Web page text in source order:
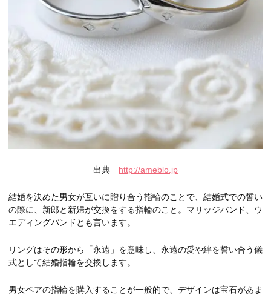
出典 http://ameblo.jp
結婚を決めた男女が互いに贈り合う指輪のことで、結婚式での誓い
の際に、新郎と新婦が交換をする指輪のこと。マリッジバンド、ウ
エディングバンドとも言います。
リングはその形から「永遠」を意味し、永遠の愛や絆を誓い合う儀
式として結婚指輪を交換します。
男女ペアの指輪を購入することが一般的で、デザインは宝石があま